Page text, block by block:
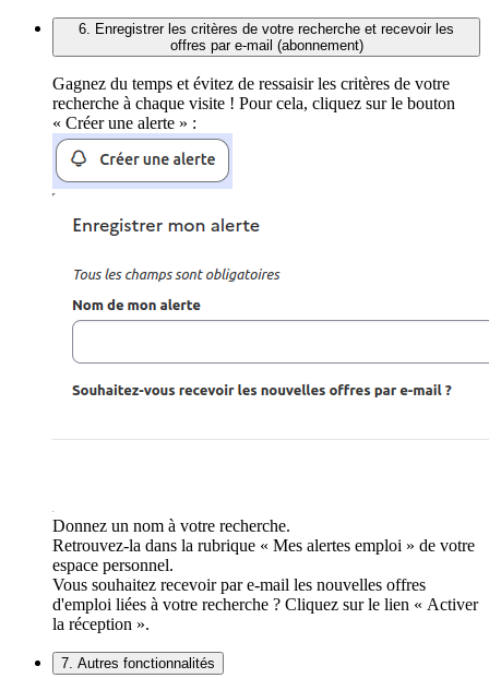
6. Enregistrer les critères de votre recherche et recevoir les
offres par e-mail (abonnement)
Gagnez du temps et évitez de ressaisir les critères de votre
recherche à chaque visite ! Pour cela, cliquez sur le bouton
« Créer une alerte » :
Donnez un nom à votre recherche.
Retrouvez-la dans la rubrique « Mes alertes emploi » de votre
espace personnel.
Vous souhaitez recevoir par e-mail les nouvelles offres
d'emploi liées à votre recherche ? Cliquez sur le lien « Activer
la réception ».
7. Autres fonctionnalités